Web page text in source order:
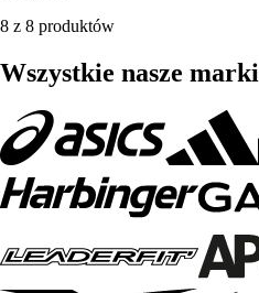
8 z 8 produktów
Wszystkie nasze marki